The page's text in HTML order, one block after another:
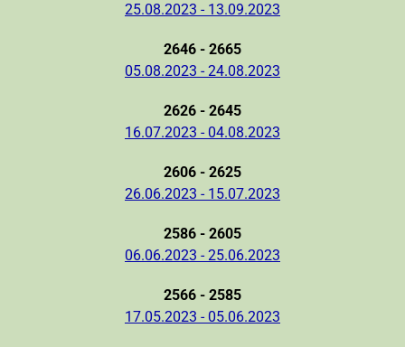
25.08.2023 - 13.09.2023
2646 - 2665
05.08.2023 - 24.08.2023
2626 - 2645
16.07.2023 - 04.08.2023
2606 - 2625
26.06.2023 - 15.07.2023
2586 - 2605
06.06.2023 - 25.06.2023
2566 - 2585
17.05.2023 - 05.06.2023